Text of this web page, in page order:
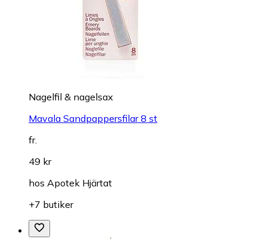
Nagelfil & nagelsax
Mavala Sandpappersfilar 8 st
fr.
49 kr
hos Apotek Hjärtat
+7 butiker